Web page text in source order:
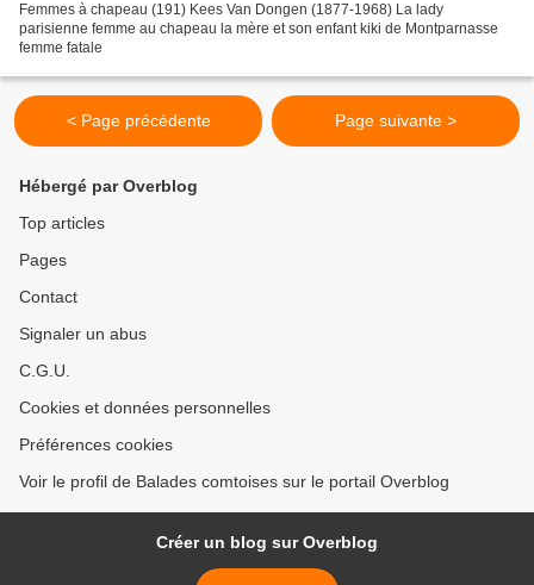
Femmes à chapeau (191) Kees Van Dongen (1877-1968) La lady
parisienne femme au chapeau la mère et son enfant kiki de Montparnasse
femme fatale
< Page précédente Page suivante >
Hébergé par Overblog
Top articles
Pages
Contact
Signaler un abus
C.G.U.
Cookies et données personnelles
Préférences cookies
Voir le profil de Balades comtoises sur le portail Overblog
Créer un blog sur Overblog